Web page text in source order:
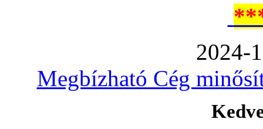
2024-
Megbízható Cég